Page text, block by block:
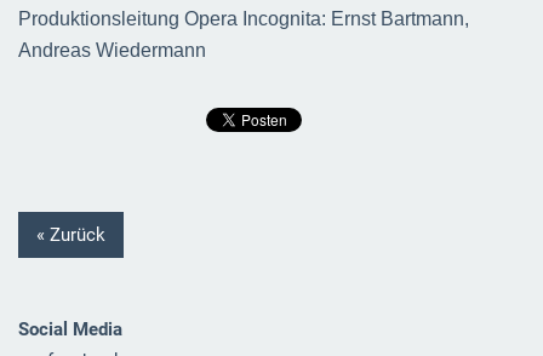
Produktionsleitung Opera Incognita: Ernst Bartmann,
Andreas Wiedermann
« Zurück
Social Media